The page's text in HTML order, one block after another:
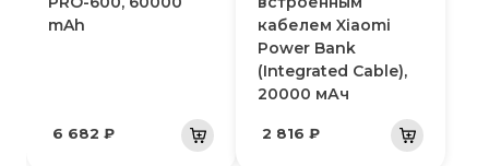
mAh
6 682 ₽
кабелем Xiaomi
Power Bank
(Integrated Cable),
20000 мАч
2 816 ₽